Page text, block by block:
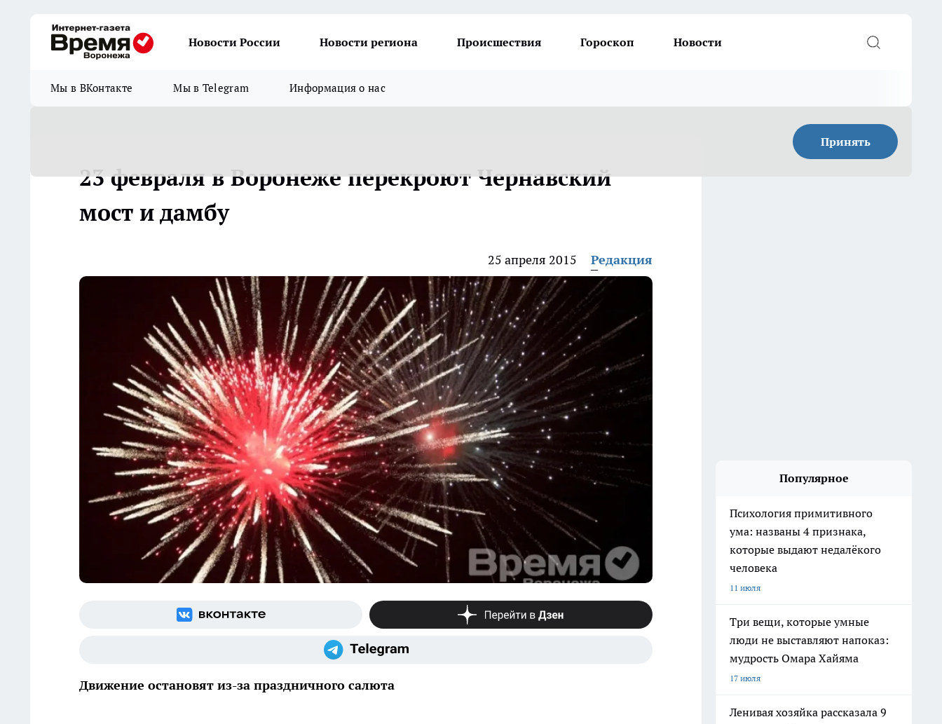
Новости России Новости региона Происшествия Гороскоп Новости
Мы в ВКонтакте Мы в Telegram Информация о нас
Принять
23 февраля в Воронеже перекроют Чернавский
мост и дамбу
25 апреля 2015 Редакция
Движение остановят из-за праздничного салюта
Популярное
Психология примитивного
ума: названы 4 признака,
которые выдают недалёкого
человека
11 июля
Три вещи, которые умные
люди не выставляют напоказ:
мудрость Омара Хайяма
17 июля
Ленивая хозяйка рассказала 9